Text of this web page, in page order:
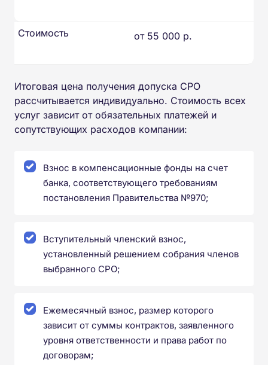
от 55 000 р.
Стоимость
Итоговая цена получения допуска СРО
рассчитывается индивидуально. Стоимость всех
услуг зависит от обязательных платежей и
сопутствующих расходов компании:
Взнос в компенсационные фонды на счет
банка, соответствующего требованиям
постановления Правительства №970;
Вступительный членский взнос,
установленный решением собрания членов
выбранного СРО;
Ежемесячный взнос, размер которого
зависит от суммы контрактов, заявленного
уровня ответственности и права работ по
договорам;